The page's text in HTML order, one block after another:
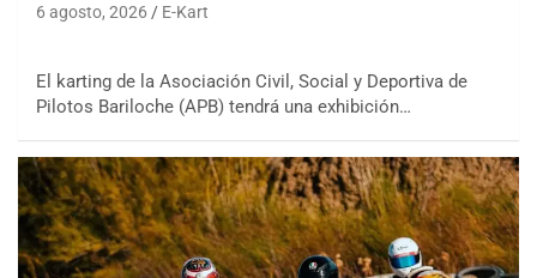
6 agosto, 2026 E-Kart
El karting de la Asociación Civil, Social y Deportiva de
Pilotos Bariloche (APB) tendrá una exhibición…